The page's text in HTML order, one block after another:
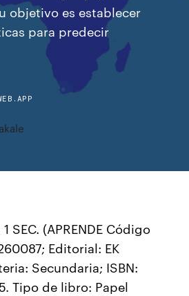
objetivo es establecer
para predecir
SEC. (APRENDE Código
Editorial: EK
Secundaria; ISBN:
Tipo de libro: Papel